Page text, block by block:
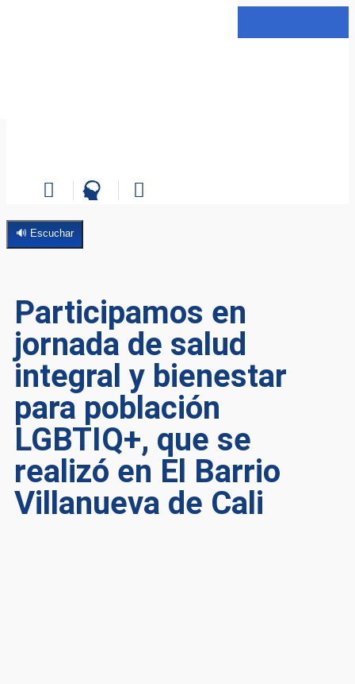
🔊 Escuchar
Participamos en
jornada de salud
integral y bienestar
para población
LGBTIQ+, que se
realizó en El Barrio
Villanueva de Cali